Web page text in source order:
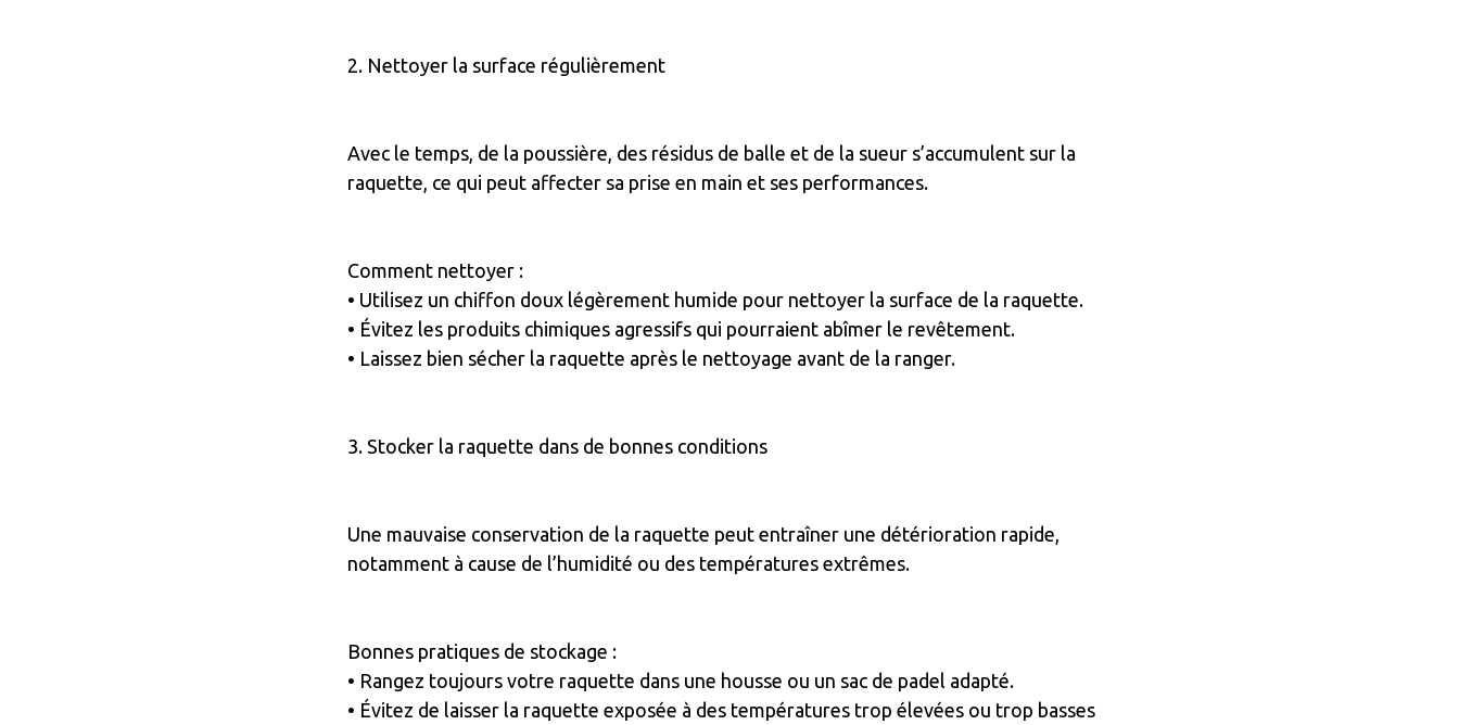
2. Nettoyer la surface régulièrement
Avec le temps, de la poussière, des résidus de balle et de la sueur s’accumulent sur la
raquette, ce qui peut affecter sa prise en main et ses performances.
Comment nettoyer :
• Utilisez un chiffon doux légèrement humide pour nettoyer la surface de la raquette.
• Évitez les produits chimiques agressifs qui pourraient abîmer le revêtement.
• Laissez bien sécher la raquette après le nettoyage avant de la ranger.
3. Stocker la raquette dans de bonnes conditions
Une mauvaise conservation de la raquette peut entraîner une détérioration rapide,
notamment à cause de l’humidité ou des températures extrêmes.
Bonnes pratiques de stockage :
• Rangez toujours votre raquette dans une housse ou un sac de padel adapté.
• Évitez de laisser la raquette exposée à des températures trop élevées ou trop basses